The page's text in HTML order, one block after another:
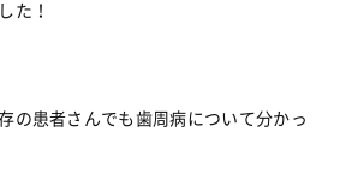
た！
の患者さんでも歯周病について分かっ